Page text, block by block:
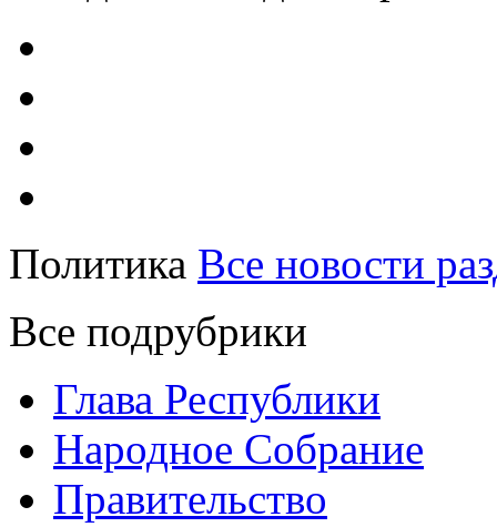
Политика Все новости
Все подрубрики
Глава Республики
Народное Собрание
Правительство